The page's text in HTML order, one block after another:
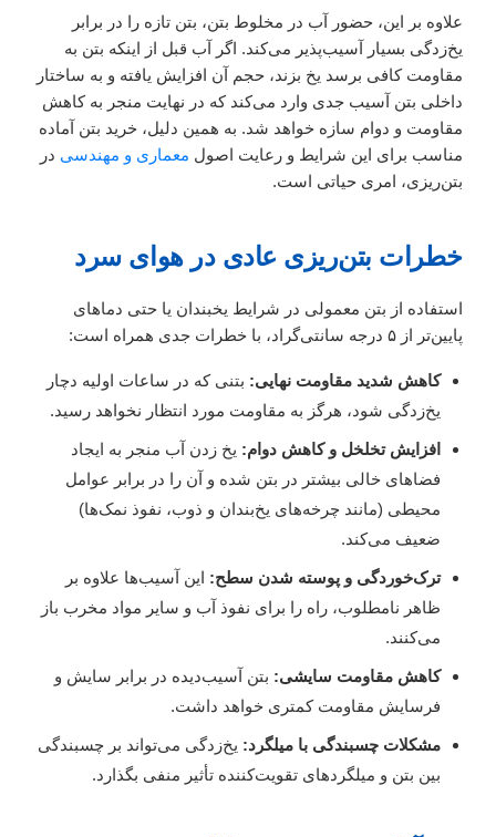
علاوه بر این، حضور آب در مخلوط بتن، بتن تازه را در برابر
یخ‌زدگی بسیار آسیب‌پذیر می‌کند. اگر آب قبل از اینکه بتن به
مقاومت کافی برسد یخ بزند، حجم آن افزایش یافته و به ساختار
داخلی بتن آسیب جدی وارد می‌کند که در نهایت منجر به کاهش
مقاومت و دوام سازه خواهد شد. به همین دلیل، خرید بتن آماده
مناسب برای این شرایط و رعایت اصول معماری و مهندسی در
بتن‌ریزی، امری حیاتی است.
خطرات بتن‌ریزی عادی در هوای سرد
استفاده از بتن معمولی در شرایط یخبندان یا حتی دماهای
پایین‌تر از ۵ درجه سانتی‌گراد، با خطرات جدی همراه است:
کاهش شدید مقاومت نهایی: بتنی که در ساعات اولیه دچار
یخ‌زدگی شود، هرگز به مقاومت مورد انتظار نخواهد رسید.
افزایش تخلخل و کاهش دوام: یخ زدن آب منجر به ایجاد
فضاهای خالی بیشتر در بتن شده و آن را در برابر عوامل
محیطی (مانند چرخه‌های یخ‌بندان و ذوب، نفوذ نمک‌ها)
ضعیف می‌کند.
ترک‌خوردگی و پوسته شدن سطح: این آسیب‌ها علاوه بر
ظاهر نامطلوب، راه را برای نفوذ آب و سایر مواد مخرب باز
می‌کنند.
کاهش مقاومت سایشی: بتن آسیب‌دیده در برابر سایش و
فرسایش مقاومت کمتری خواهد داشت.
مشکلات چسبندگی با میلگرد: یخ‌زدگی می‌تواند بر چسبندگی
بین بتن و میلگردهای تقویت‌کننده تأثیر منفی بگذارد.